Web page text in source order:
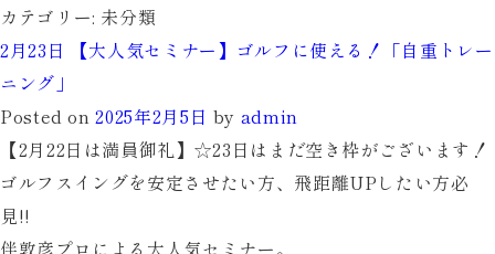
カテゴリー: 未分類
2月23日 【大人気セミナー】ゴルフに使える！「自重トレー
ニング」
Posted on2025年2月5日 by admin
【2月22日は満員御礼】☆23日はまだ空き枠がございます！
ゴルフスイングを安定させたい方、飛距離UPしたい方必
見!!
伴敦彦プロによる大人気セミナー。